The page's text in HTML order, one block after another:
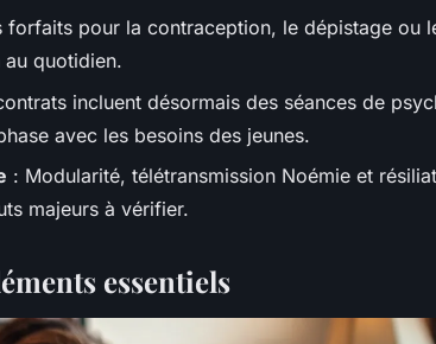
forfaits pour la contraception, le dépistage ou
quotidien.
incluent désormais des séances de
avec les besoins des jeunes.
: Modularité, télétransmission Noémie et
majeurs à vérifier.
essentiels